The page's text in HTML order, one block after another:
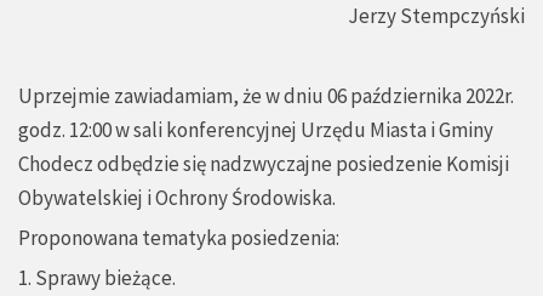
Jerzy Stempczyński
Uprzejmie zawiadamiam, że w dniu 06 października 2022r.
godz. 12:00 w sali konferencyjnej Urzędu Miasta i Gminy
Chodecz odbędzie się nadzwyczajne posiedzenie Komisji
Obywatelskiej i Ochrony Środowiska.
Proponowana tematyka posiedzenia:
1. Sprawy bieżące.